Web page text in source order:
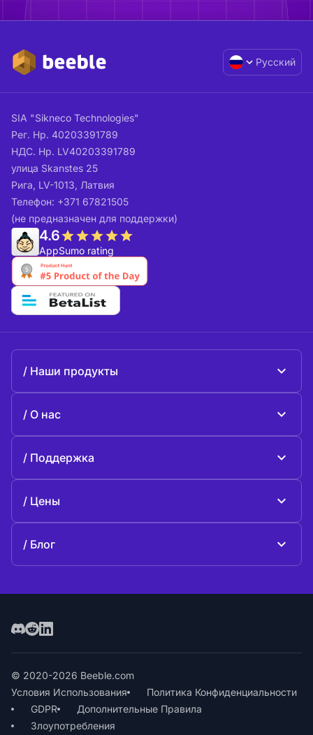
Русский
SIA "Sikneco Technologies"
Рег. Нр. 40203391789
НДС. Нр. LV40203391789
улица Skanstes 25
Рига, LV-1013, Латвия
Телефон: +371 67821505
(не предназначен для поддержки)
4.6
AppSumo rating
Наши продукты
О нас
История
Поддержка
Свяжитесь с нами
Цены
Блог
© 2020-2026 Beeble.com
Условия Использования
Политика Конфиденциальности
GDPR
Дополнительные Правила
Злоупотребления